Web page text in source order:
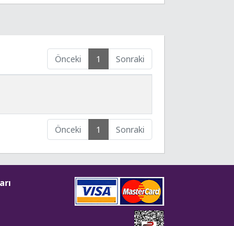
Önceki 1 Sonraki
Önceki 1 Sonraki